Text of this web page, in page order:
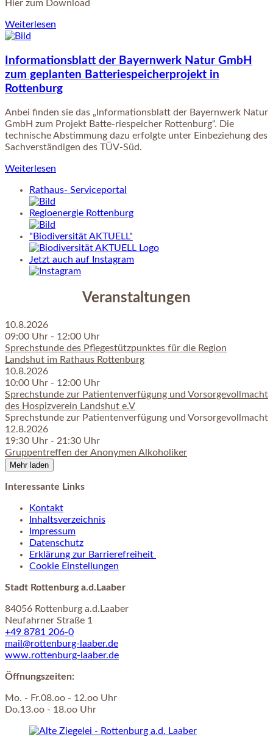
Hier zum Download
Weiterlesen
Informationsblatt der Bayernwerk Natur GmbH
zum geplanten Batteriespeicherprojekt in
Rottenburg
Anbei finden sie das „Informationsblatt der Bayernwerk Natur
GmbH zum Projekt Batte-riespeicher Rottenburg“. Die
technische Abstimmung dazu erfolgte unter Einbeziehung des
Sachverständigen des TÜV-Süd.
Weiterlesen
Rathaus- Serviceportal
Regioenergie Rottenburg
"Biodiversität AKTUELL"
Jetzt auch auf Instagram
Veranstaltungen
10.8.2026
09:00 Uhr ‐ 12:00 Uhr
Sprechstunde des Pflegestützpunktes für die Region
Landshut im Rathaus Rottenburg
10.8.2026
10:00 Uhr ‐ 12:00 Uhr
Sprechstunde zur Patientenverfügung und Vorsorgevollmacht
des Hospizverein Landshut e.V
Sprechstunde zur Patientenverfügung und Vorsorgevollmacht
12.8.2026
19:30 Uhr ‐ 21:30 Uhr
Gruppentreffen der Anonymen Alkoholiker
Mehr laden
Interessante Links
Kontakt
Inhaltsverzeichnis
Impressum
Datenschutz
Erklärung zur Barrierefreiheit
Cookie Einstellungen
Stadt Rottenburg a.d.Laaber
84056 Rottenburg a.d.Laaber
Neufahrner Straße 1
+49 8781 206-0
mail@rottenburg-laaber.de
www.rottenburg-laaber.de
Öffnungszeiten:
Mo. - Fr.08.oo - 12.oo Uhr
Do.13.oo - 18.oo Uhr